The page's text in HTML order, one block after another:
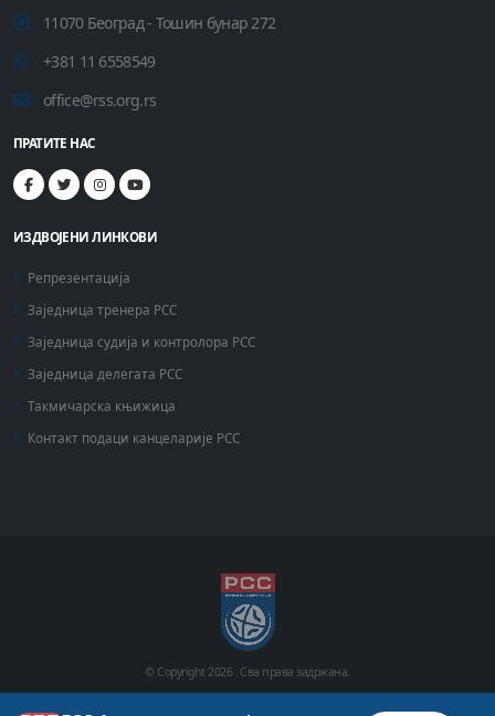
11070 Београд - Тошин бунар 272
+381 11 6558549
office@rss.org.rs
ПРАТИТЕ НАС
ИЗДВОЈЕНИ ЛИНКОВИ
Репрезентација
Заједница тренера РСС
Заједница судија и контролора РСС
Заједница делегата РСС
Такмичарска књижица
Контакт подаци канцеларије РСС
© Copyright2026 . Сва права задржана.